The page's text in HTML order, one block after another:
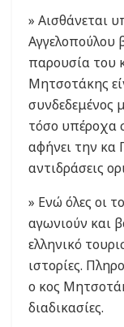
» Αισθάνεται
Αγγελοπούλου
παρουσία του
Μητσοτάκης
συνδεδεμένος
τόσο υπέροχα
αφήνει την κα
αντιδράσεις
» Ενώ όλες οι
αγωνιούν και
ελληνικό
ιστορίες.
ο κος
διαδικασίες.